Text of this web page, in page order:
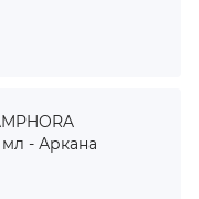
мл - Аркана